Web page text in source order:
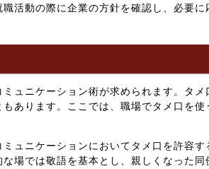
活動の際に企業の方針を確認し、必要に
ュニケーション術が求められます。タメ
あります。ここでは、職場でタメ口を使
ュニケーションにおいてタメ口を許容す
場では敬語を基本とし、親しくなった同